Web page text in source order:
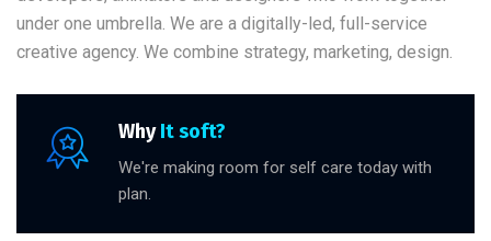
under one umbrella. We are a digitally-led, full-service
creative agency. We combine strategy, marketing, design.
WhyIt soft?
We're making room for self care today with
plan.